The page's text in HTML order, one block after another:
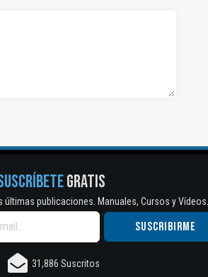
GRATIS
últimas publicaciones. Manuales, Cursos y Vídeos...
31,886 Suscritos